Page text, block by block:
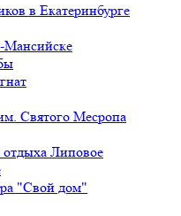
в Екатеринбурге
Святого Месропа
отдыха Липовое
"Свой дом"